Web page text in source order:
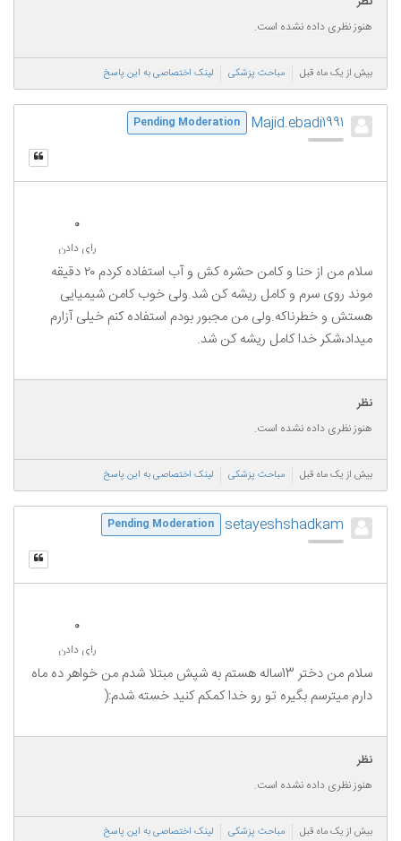
هنوز نظری داده نشده است.
بیش از یک ماه قبل مباحث پزشکی لینک اختصاصی به این پاسخ
Majid.ebadi1991
Pending Moderation
0
رای دادن
سلام من از حنا و کامن حشره کش و آب استفاده کردم ۲۰ دقیقه
موند روی سرم و کامل ریشه کن شد.ولی خوب کامن شیمیایی
هستش و خطرناکه.ولی من مجبور بودم استفاده کنم خیلی آزارم
میداد،شکر خدا کامل ریشه کن شد.
نظر
هنوز نظری داده نشده است.
بیش از یک ماه قبل مباحث پزشکی لینک اختصاصی به این پاسخ
setayeshshadkam
Pending Moderation
0
رای دادن
سلام من دختر 13ساله هستم به شپش مبتلا شدم من خواهر ده ماه
دارم میترسم بگیره تو رو خدا کمکم کنید خسته شدم:(
نظر
هنوز نظری داده نشده است.
بیش از یک ماه قبل مباحث پزشکی لینک اختصاصی به این پاسخ